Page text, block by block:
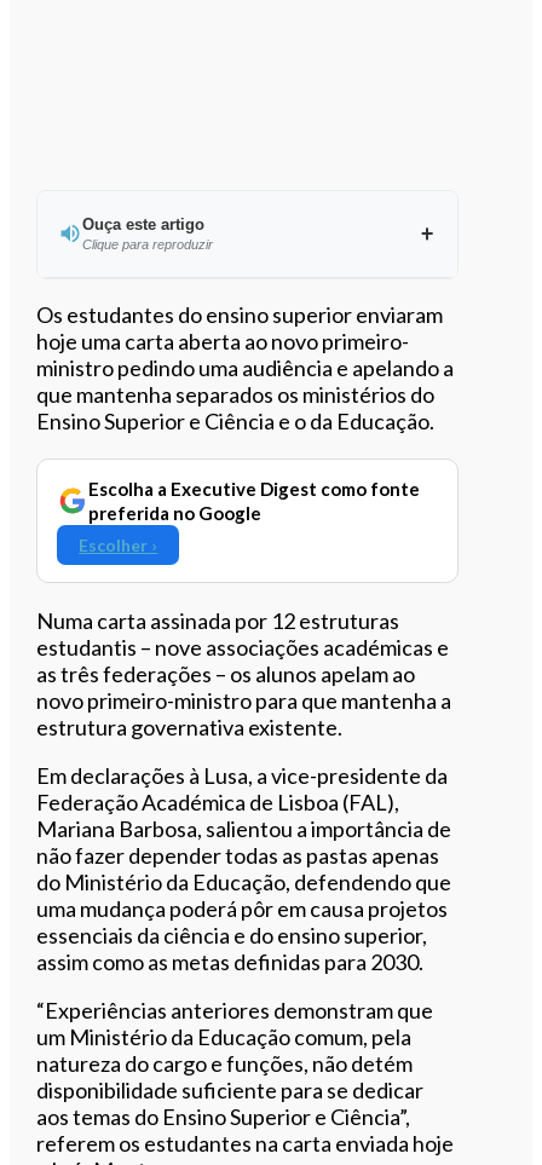
Ouça este artigo
Clique para reproduzir
Ouvir este artigo
Os estudantes do ensino superior enviaram
hoje uma carta aberta ao novo primeiro-
ministro pedindo uma audiência e apelando a
que mantenha separados os ministérios do
Ensino Superior e Ciência e o da Educação.
Escolha a Executive Digest como fonte
preferida no Google
Escolher ›
Numa carta assinada por 12 estruturas
estudantis – nove associações académicas e
as três federações – os alunos apelam ao
novo primeiro-ministro para que mantenha a
estrutura governativa existente.
Em declarações à Lusa, a vice-presidente da
Federação Académica de Lisboa (FAL),
Mariana Barbosa, salientou a importância de
não fazer depender todas as pastas apenas
do Ministério da Educação, defendendo que
uma mudança poderá pôr em causa projetos
essenciais da ciência e do ensino superior,
assim como as metas definidas para 2030.
“Experiências anteriores demonstram que
um Ministério da Educação comum, pela
natureza do cargo e funções, não detém
disponibilidade suficiente para se dedicar
aos temas do Ensino Superior e Ciência”,
referem os estudantes na carta enviada hoje